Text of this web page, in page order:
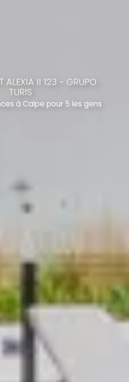
ALEXIA II 123 - GRUPO
TURIS
à Calpe pour 5 les gens